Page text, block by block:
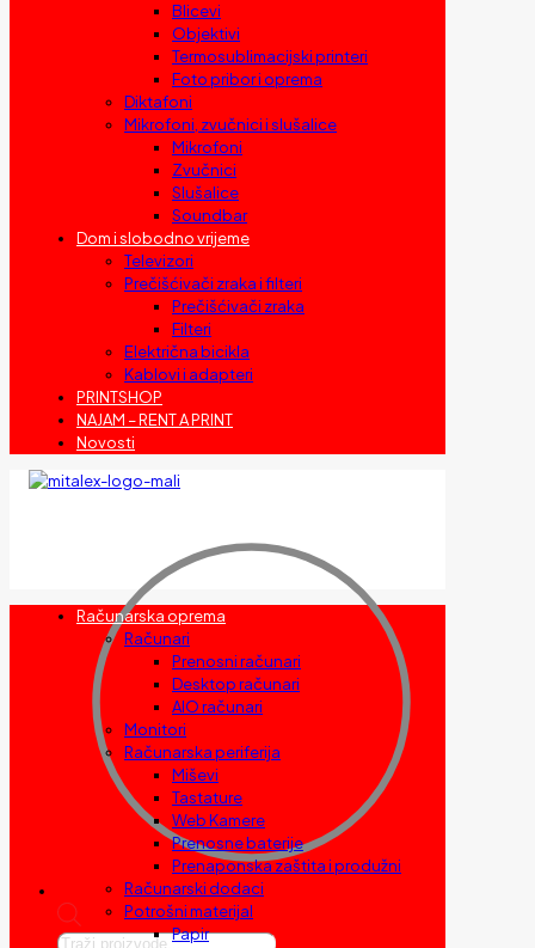
Blicevi
Objektivi
Termosublimacijski printeri
Foto pribor i oprema
Diktafoni
Mikrofoni, zvučnici i slušalice
Mikrofoni
Zvučnici
Slušalice
Soundbar
Dom i slobodno vrijeme
Televizori
Prečišćivači zraka i filteri
Prečišćivači zraka
Filteri
Električna bicikla
Kablovi i adapteri
PRINTSHOP
NAJAM – RENT A PRINT
Novosti
Products
Računarska oprema
Računari
Prenosni računari
Desktop računari
AIO računari
Monitori
Računarska periferija
Miševi
Tastature
Web Kamere
Prenosne baterije
Prenaponska zaštita i produžni
Računarski dodaci
Potrošni materijal
Papir